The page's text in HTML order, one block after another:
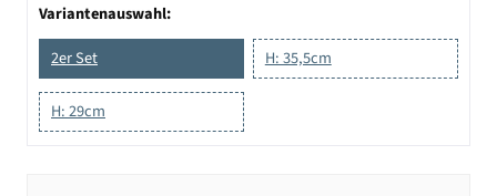
Variantenauswahl:
2er Set
H: 35,5cm
H: 29cm